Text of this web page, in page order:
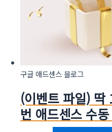
구글 애드센스 블로그
(이벤트 파일) 딱
번 애드센스 수